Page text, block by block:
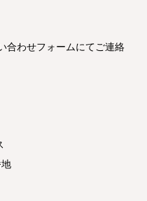
合わせフォームにてご連絡